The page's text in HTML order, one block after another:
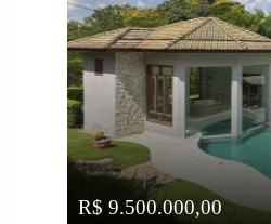
R$ 9.500.000,00